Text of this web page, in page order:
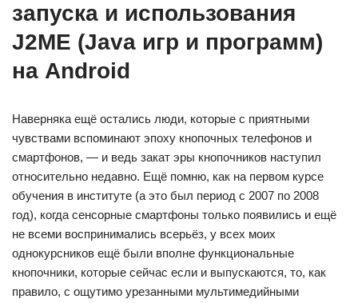
запуска и использования
J2ME (Java игр и программ)
на Android
Наверняка ещё остались люди, которые с приятными
чувствами вспоминают эпоху кнопочных телефонов и
смартфонов, — и ведь закат эры кнопочников наступил
относительно недавно. Ещё помню, как на первом курсе
обучения в институте (а это был период с 2007 по 2008
год), когда сенсорные смартфоны только появились и ещё
не всеми воспринимались всерьёз, у всех моих
однокурсников ещё были вполне функциональные
кнопочники, которые сейчас если и выпускаются, то, как
правило, с ощутимо урезанными мультимедийными